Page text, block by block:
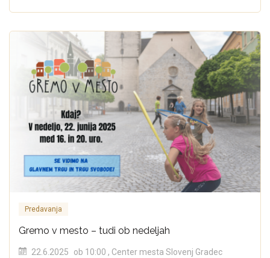
Predavanja
Gremo v mesto – tudi ob nedeljah
22.6.2025 ob 10:00 , Center mesta Slovenj Gradec